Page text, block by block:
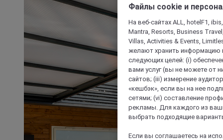
Файлы cookie и
На веб-сайтах ALL, hotelF1,
Mantra, Resorts, Business
Villas, Activities & Events,
желают хранить информацию
следующих целей: (i)
вами услуг (вы не можете от
сайтов; (iii) измерение
«кешбэк», если вы на нее
сетями; (vi) составление
рекламы. Для каждого из
выбрать подходящие
Если вы соглашаетесь на